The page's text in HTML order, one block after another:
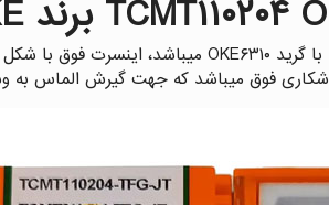
فوق میباشد که جهت گیرش الماس